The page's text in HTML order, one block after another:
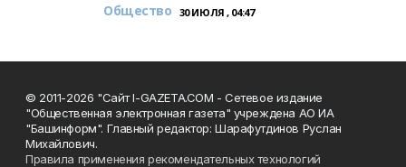
Общество 30 ИЮЛЯ , 04:47
© 2011-2026 "Сайт I-GAZETA.COM - Сетевое издание
"Общественная электронная газета" учреждена АО ИА
"Башинформ". Главный редактор: Шарафутдинов Руслан
Михайлович.
Правила применения рекомендательных технологий